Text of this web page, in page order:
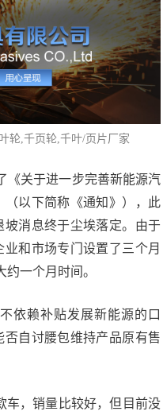
轮,千页轮,千叶/页片厂家
《关于进一步完善新能源汽
以下简称《通知》），此
消息终于尘埃落定。由于
和市场专门设置了三个月
一个月时间。
依赖补贴发展新能源的口
自讨腰包维持产品原有售
车，销量比较好，但目前没